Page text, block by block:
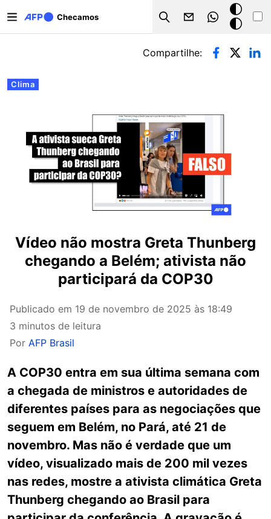
Checamos
Search
Modo
escuro
Abas primárias
Clima
Compartilhe:
Vídeo não mostra Greta Thunberg
chegando a Belém; ativista não
participará da COP30
Publicado em 19 de novembro de 2025 às 18:49
3 minutos de leitura
Por AFP Brasil
A COP30 entra em sua última semana com
a chegada de ministros e autoridades de
diferentes países para as negociações que
seguem em Belém, no Pará, até 21 de
novembro. Mas não é verdade que um
vídeo, visualizado mais de 200 mil vezes
nas redes, mostre a ativista climática Greta
Thunberg chegando ao Brasil para